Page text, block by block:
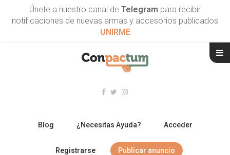
Únete a nuestro canal de Telegram para recibir
notificaciones de nuevas armas y accesorios publicados
UNIRME
Blog ¿Necesitas Ayuda? Acceder
Registrarse Publicar anuncio